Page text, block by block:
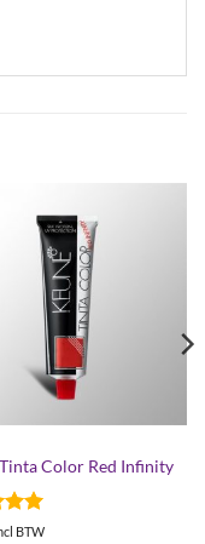
Color Red Infinity
BTW